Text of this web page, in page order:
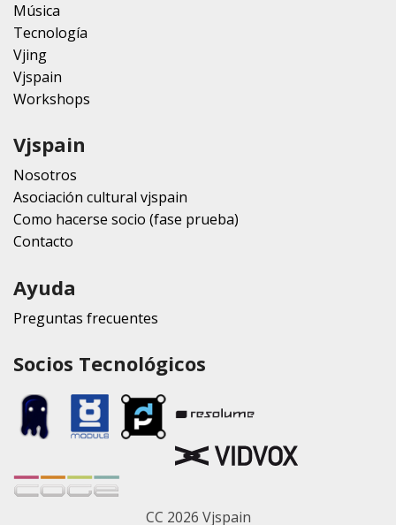
Música
Tecnología
Vjing
Vjspain
Workshops
Vjspain
Nosotros
Asociación cultural vjspain
Como hacerse socio (fase prueba)
Contacto
Ayuda
Preguntas frecuentes
Socios Tecnológicos
CC 2026 Vjspain